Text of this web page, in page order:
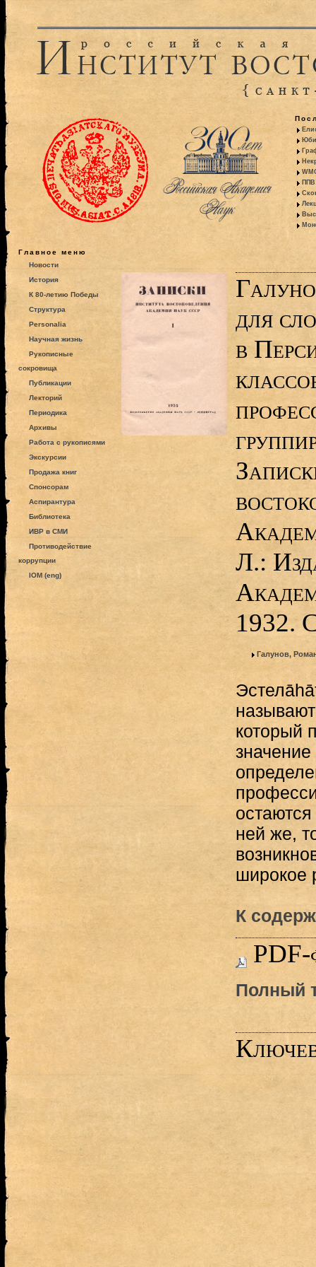
ППВ
Главное меню
Новости
История
К 80-летию Победы
Структура
Personalia
Научная жизнь
Рукописные
сокровища
Публикации
Лекторий
Периодика
Архивы
Работа с рукописями
Экскурсии
Продажа книг
Спонсорам
Аспирантура
Библиотека
ИВР в СМИ
Противодействие
коррупции
IOM (eng)
для
в
Л.:
1932.
Галунов,
который
ней же,
широкое
К
PDF-
Полный